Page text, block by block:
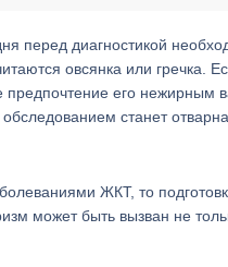
перед диагностикой
овсянка или гречка.
предпочтение его
станет
ЖКТ, то
может быть вызван не